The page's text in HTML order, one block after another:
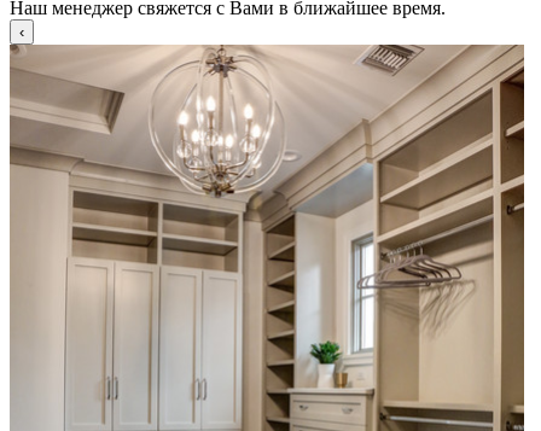
Наш менеджер свяжется с Вами в ближайшее время.